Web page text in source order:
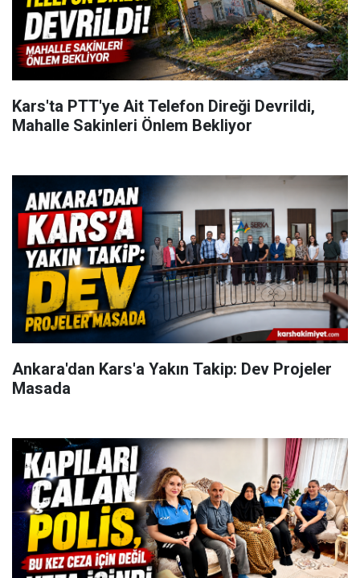
Kars'ta PTT'ye Ait Telefon Direği Devrildi,
Mahalle Sakinleri Önlem Bekliyor
Ankara'dan Kars'a Yakın Takip: Dev Projeler
Masada